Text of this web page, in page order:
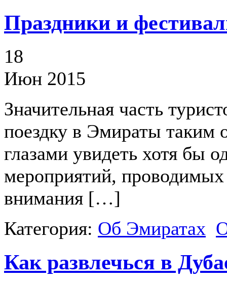
Праздники и
18
Июн 2015
Значительная часть
поездку в Эмираты таким
глазами увидеть хотя бы
мероприятий, проводимых
внимания […]
Категория: Об Эмиратах
Как развлечься в